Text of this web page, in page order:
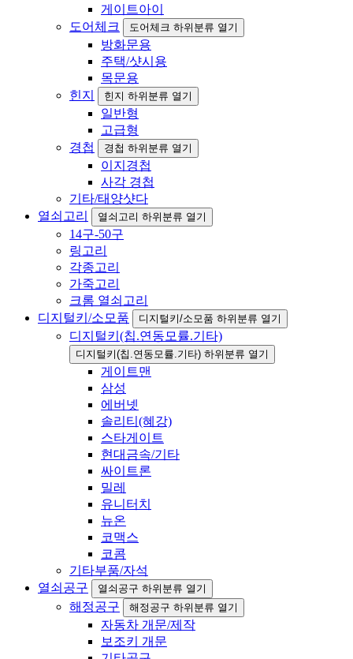
게이트아이
도어체크
도어체크 하위분류 열기
방화문용
주택/샷시용
목문용
힌지
힌지 하위분류 열기
일반형
고급형
경첩
경첩 하위분류 열기
이지경첩
사각 경첩
기타/태양샷다
열쇠고리
열쇠고리 하위분류 열기
14구-50구
링고리
각종고리
가죽고리
크롬 열쇠고리
디지털키/소모품
디지털키/소모품 하위분류 열기
디지털키(칩.연동모률.기타)
디지털키(칩.연동모률.기타) 하위분류 열기
게이트맨
삼성
에버넷
솔리티(혜강)
스타게이트
현대금속/기타
싸이트론
밀레
유니터치
뉴온
코맥스
코콤
기타부품/자석
열쇠공구
열쇠공구 하위분류 열기
해정공구 해정공구 하위분류 열기
자동차 개문/제작
보조키 개문